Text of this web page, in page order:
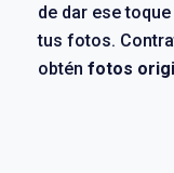
de dar ese
tus fotos.
obtén fotos